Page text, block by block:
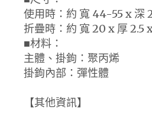
使用時：約 寬 44-55 x 深
折疊時：約 寬 20 x 厚 2.5
■材料：
主體、掛鉤：聚丙烯
掛鉤內部：彈性體
【其他資訊】